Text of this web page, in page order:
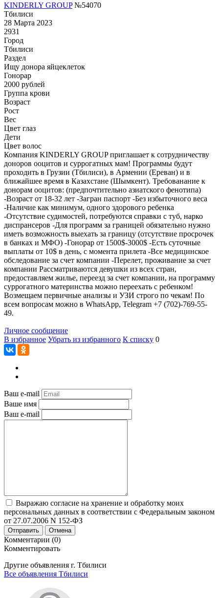
KINDERLY GROUP №54070
Тбилиси
28 Марта 2023
2931
Город
Тбилиси
Раздел
Ищу донора яйцеклеток
Гонoрар
2000 рублей
Группа крови
Возраст
Рост
Вес
Цвет глаз
Дети
Цвет волос
Компания KINDERLY GROUP приглашает к сотрудничеству
доноров ооцитов и суррогатных мам! Программы будут
проходить в Грузии (Тбилиси), в Армении (Ереван) и в
ближайшее время в Казахстане (Шымкент). Требованание к
донорам ооцитов: (предпочтительно азиатского фенотипа)
-Возраст от 18-32 лет -Загран паспорт -Без избыточного веса
-Наличие как минимум, одного здорового ребенка
-Отсутствие судимостей, потребуются справки с туб, нарко
диспрансеров -Для программ за границей обязательно нужно
иметь возможность выехать за границу (отсутствие просрочек
в банках и МФО) -Гонорар от 1500$-3000$ -Есть суточные
выплаты от 10$ в день, с момента прилета -Все медицинское
обследование за счет компании -Перелет, проживание за счет
компании Рассматриваются девушки из всех стран,
предоставляем жилье, переезд за счет компании, на программу
суррогатного материнства можно переехать с ребенком!
Возмещаем первичные анализы и УЗИ строго по чекам! По
всем вопросам можно в WhatsApp, Telegram +7 (702)-769-55-
49.
Личное сообщение
В избранное Убрать из избранного К списку 0
Ваш e-mail
Ваше имя
Ваш e-mail
Выражаю согласие на хранение и обработку моих
персональных данных в соответствии с Федеральным законом
от 27.07.2006 N 152-ФЗ
Отправить Отмена
Комментарии (0)
Комментировать
Другие объявления г. Тбилиси
Все объявления Тбилиси